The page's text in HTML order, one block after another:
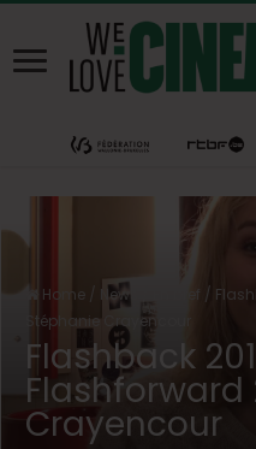
Home / News En bref /
Stéphanie Crayencour
Flashback
Flashforward
Crayencour